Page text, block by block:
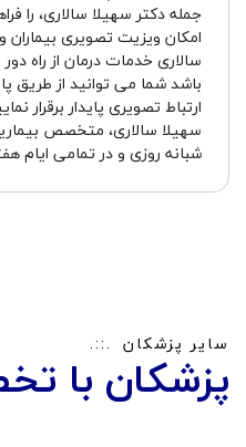
جمله دکتر سهیلا سالاری، را
امکان ویزیت تصویری بیماران
سالاری خدمات درمان از راه
باشد شما می توانید از طریق
ارتباط تصویری پایدار برقرار
سهیلا سالاری، متخصص
شبانه روزی و در تمامی ایام
سایر پزشکان
پزشکان با